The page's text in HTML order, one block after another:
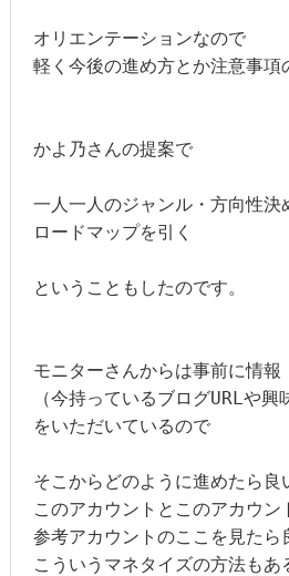
オリエンテーションなので
軽く今後の進め方とか注意事
かよ乃さんの提案で
一人一人のジャンル・方向性決
ロードマップを引く
ということもしたのです。
モニターさんからは事前に情報
（今持っているブログURLや
をいただいているので
そこからどのように進めたら良
このアカウントとこのアカウン
参考アカウントのここを見たら
こういうマネタイズの方法もあ